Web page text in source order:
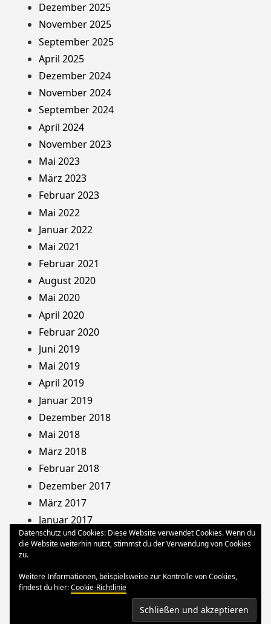
Dezember 2025
November 2025
September 2025
April 2025
Dezember 2024
November 2024
September 2024
April 2024
November 2023
Mai 2023
März 2023
Februar 2023
Mai 2022
Januar 2022
Mai 2021
Februar 2021
August 2020
Mai 2020
April 2020
Februar 2020
Juni 2019
Mai 2019
April 2019
Januar 2019
Dezember 2018
Mai 2018
März 2018
Februar 2018
Dezember 2017
März 2017
Januar 2017
August 2013
Oktober 2012
März 2012
Datenschutz und Cookies: Diese Website verwendet Cookies. Wenn du
die Website weiterhin nutzt, stimmst du der Verwendung von Cookies
zu.
Weitere Informationen, beispielsweise zur Kontrolle von Cookies,
findest du hier:Cookie-Richtlinie